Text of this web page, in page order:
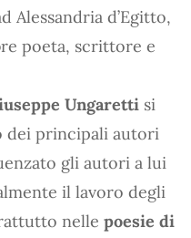
Alessandria d’Egitto,
poeta, scrittore e
Ungaretti si
dei principali autori
gli autori a lui
il lavoro degli
nelle poesie di